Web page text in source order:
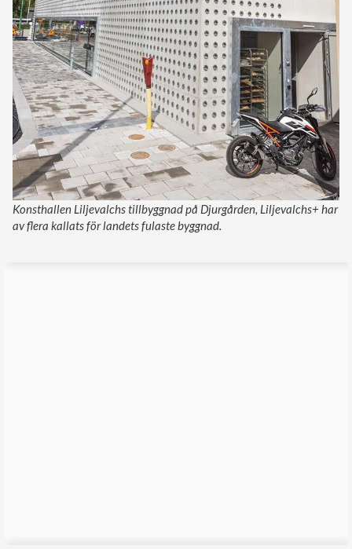
Konsthallen Liljevalchs tillbyggnad på Djurgården, Liljevalchs+ har
av flera kallats för landets fulaste byggnad.